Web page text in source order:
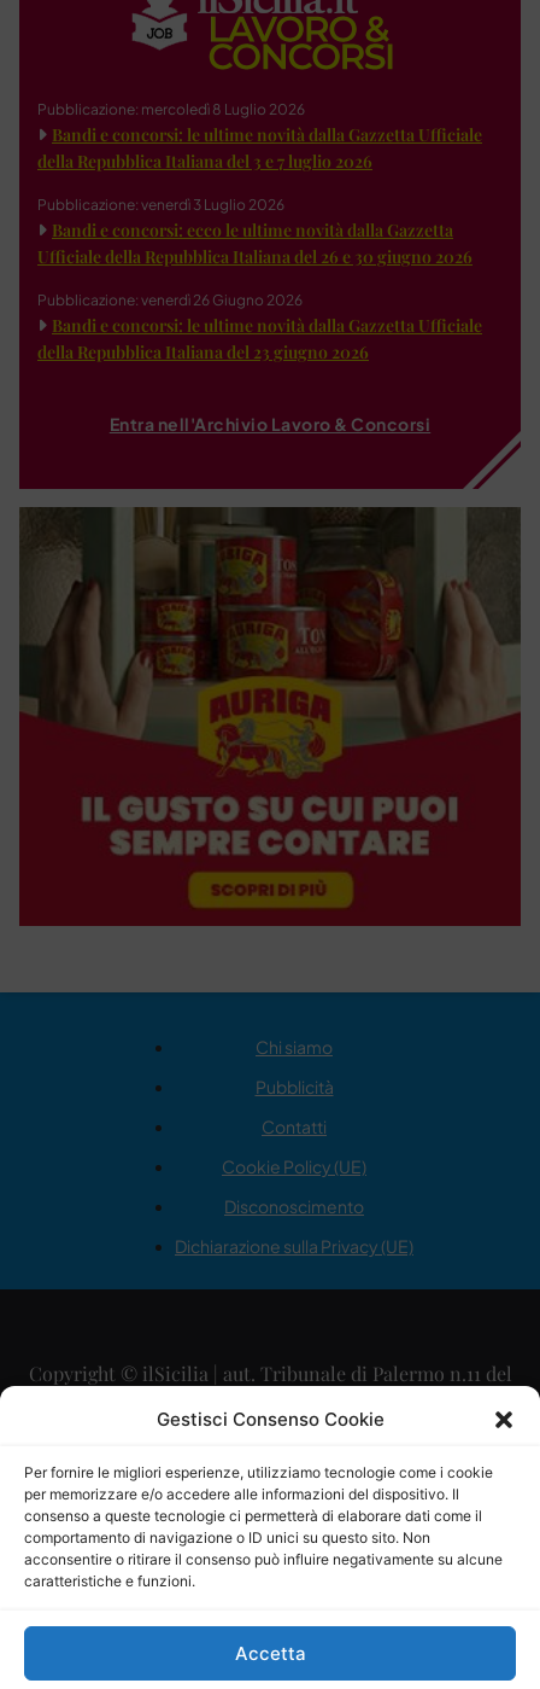
Gestisci Consenso Cookie
Per fornire le migliori esperienze, utilizziamo tecnologie come i cookie
per memorizzare e/o accedere alle informazioni del dispositivo. Il
consenso a queste tecnologie ci permetterà di elaborare dati come il
comportamento di navigazione o ID unici su questo sito. Non
acconsentire o ritirare il consenso può influire negativamente su alcune
caratteristiche e funzioni.
Accetta
Pubblicazione: mercoledì 8 Luglio 2026
Bandi e concorsi: le ultime novità dalla Gazzetta Ufficiale
della Repubblica Italiana del 3 e 7 luglio 2026
Pubblicazione: venerdì 3 Luglio 2026
Bandi e concorsi: ecco le ultime novità dalla Gazzetta
Ufficiale della Repubblica Italiana del 26 e 30 giugno 2026
Pubblicazione: venerdì 26 Giugno 2026
Bandi e concorsi: le ultime novità dalla Gazzetta Ufficiale
della Repubblica Italiana del 23 giugno 2026
Entra nell'Archivio Lavoro & Concorsi
Chi siamo
Pubblicità
Contatti
Cookie Policy (UE)
Disconoscimento
Dichiarazione sulla Privacy (UE)
Copyright © ilSicilia | aut. Tribunale di Palermo n.11 del
29/09/2015
Direttore Editoriale: Maurizio Scaglione
Direttore Responsabile: Maria Calabrese
P.IVA: 06334930820
Mercurio Comunicazione Società Cooperativa a r.l. è